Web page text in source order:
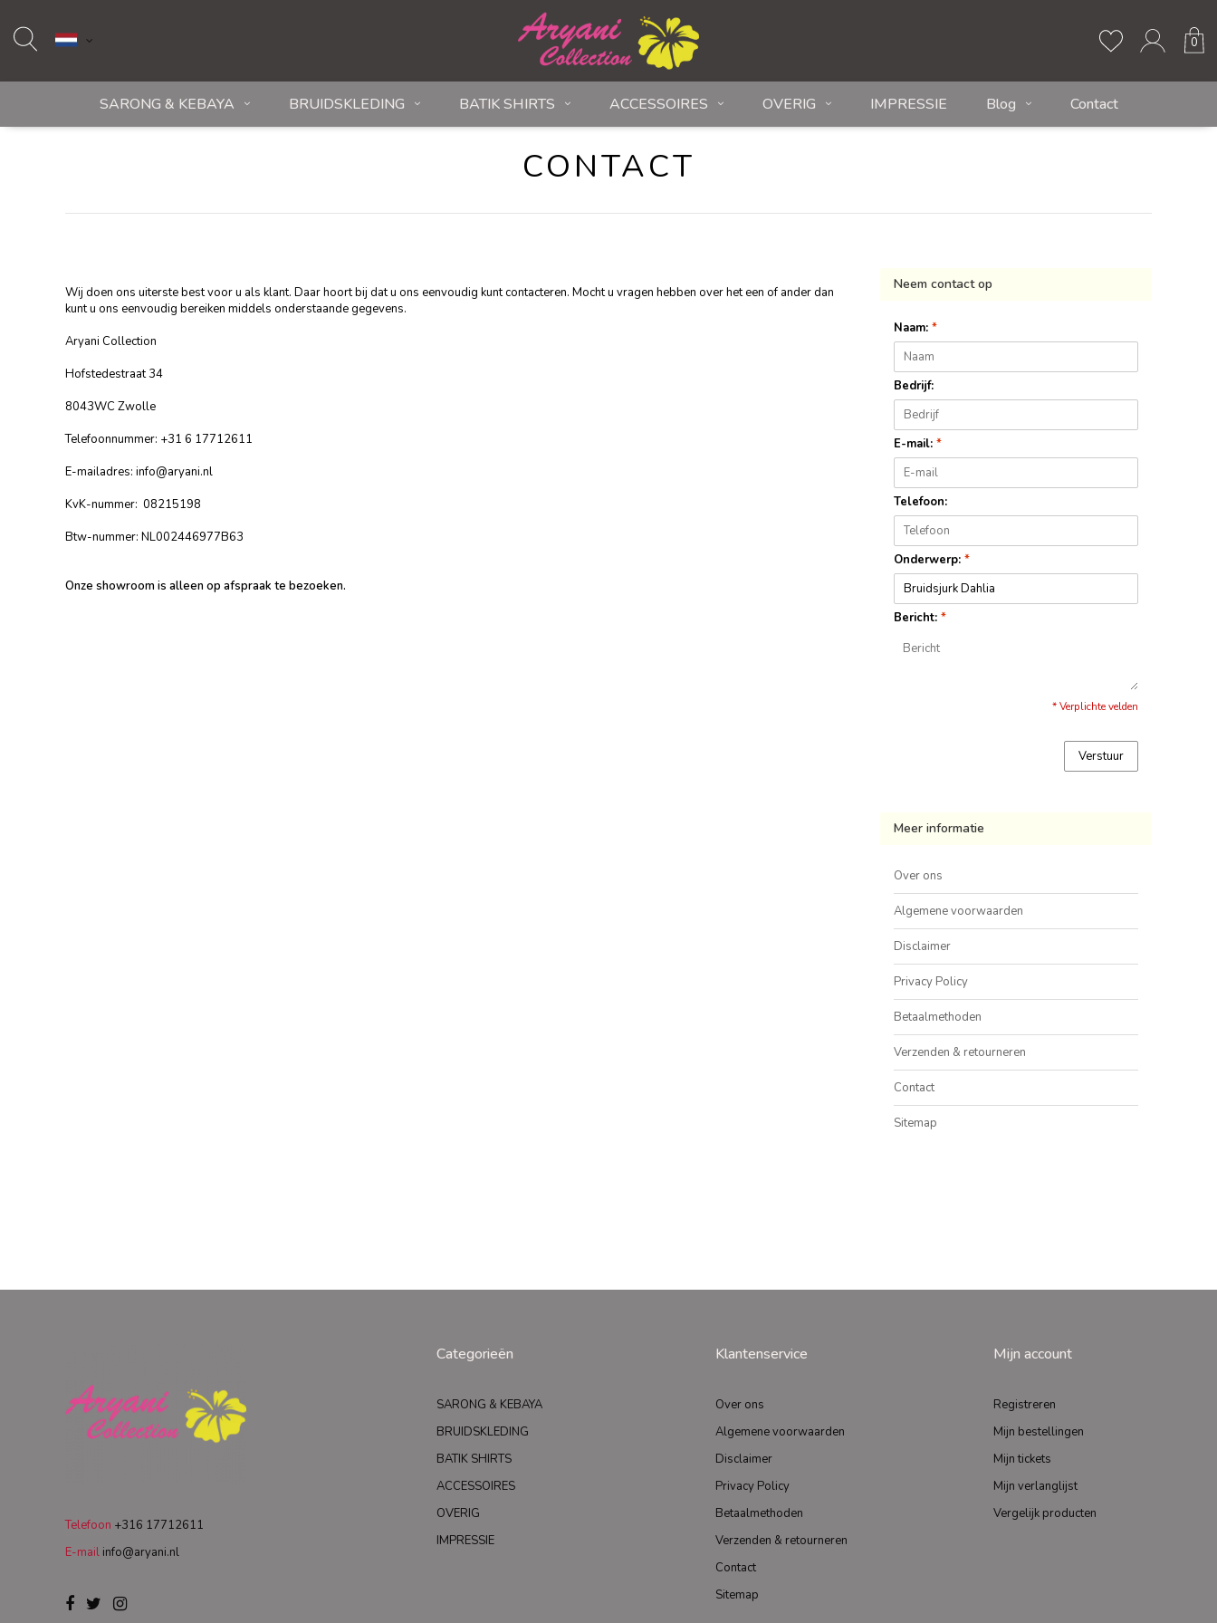
0
SARONG & KEBAYA BRUIDSKLEDING BATIK SHIRTS ACCESSOIRES OVERIG IMPRESSIE Blog Contact
CONTACT
Wij doen ons uiterste best voor u als klant. Daar hoort bij dat u ons eenvoudig kunt contacteren. Mocht u vragen hebben over het een of ander dan
kunt u ons eenvoudig bereiken middels onderstaande gegevens.
Aryani Collection
Hofstedestraat 34
8043WC Zwolle
Telefoonnummer: +31 6 17712611
E-mailadres: info@aryani.nl
KvK-nummer: 08215198
Btw-nummer: NL002446977B63
Onze showroom is alleen op afspraak te bezoeken.
Neem contact op
Naam: *
Bedrijf:
E-mail: *
Telefoon:
Onderwerp: *
Bericht: *
* Verplichte velden
Verstuur
Meer informatie
Over ons
Algemene voorwaarden
Disclaimer
Privacy Policy
Betaalmethoden
Verzenden & retourneren
Contact
Sitemap
Telefoon +316 17712611
E-mail info@aryani.nl
Categorieën
SARONG & KEBAYA
BRUIDSKLEDING
BATIK SHIRTS
ACCESSOIRES
OVERIG
IMPRESSIE
Klantenservice
Over ons
Algemene voorwaarden
Disclaimer
Privacy Policy
Betaalmethoden
Verzenden & retourneren
Contact
Sitemap
Mijn account
Registreren
Mijn bestellingen
Mijn tickets
Mijn verlanglijst
Vergelijk producten